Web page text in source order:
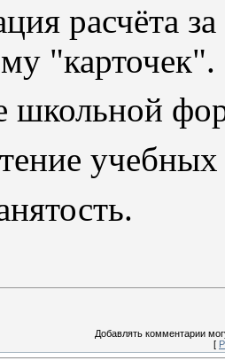
расчёта
"карточек".
школьной
Добавлять комментарии
[